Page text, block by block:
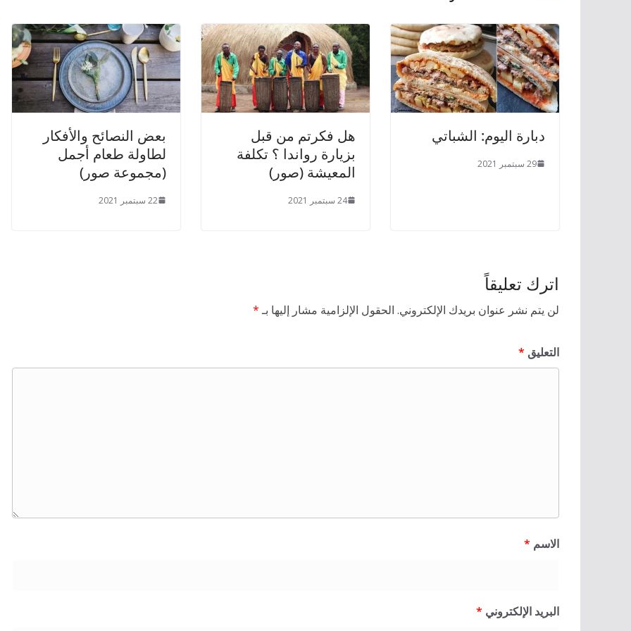
دبارة اليوم: الشباتي
29 سبتمبر 2021
هل فكرتم من قبل
بزيارة رواندا ؟ تكلفة
المعيشة (صور)
24 سبتمبر 2021
بعض النصائح والأفكار
لطاولة طعام أجمل
(مجموعة صور)
22 سبتمبر 2021
اترك تعليقاً
لن يتم نشر عنوان بريدك الإلكتروني. الحقول الإلزامية مشار إليها بـ*
التعليق *
الاسم *
البريد الإلكتروني *